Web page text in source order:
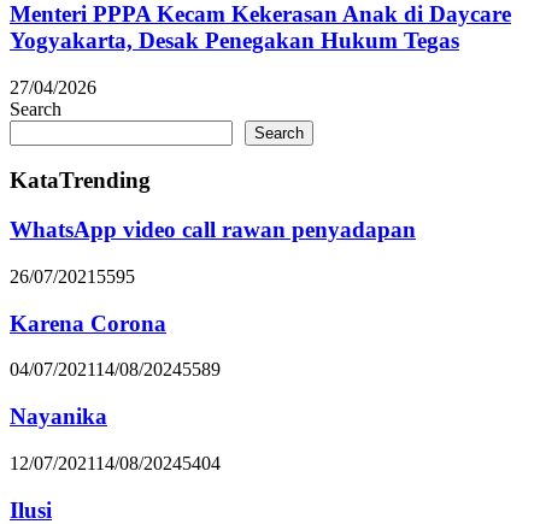
Menteri PPPA Kecam Kekerasan Anak di Daycare
Yogyakarta, Desak Penegakan Hukum Tegas
27/04/2026
Search
Search
KataTrending
WhatsApp video call rawan penyadapan
26/07/2021 5595
Karena Corona
04/07/202114/08/20245589
Nayanika
12/07/202114/08/20245404
Ilusi